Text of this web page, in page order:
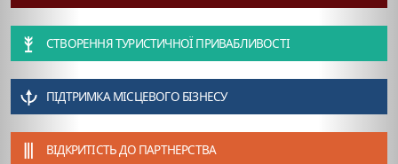
СТВОРЕННЯ ТУРИСТИЧНОЇ ПРИВАБЛИВОСТІ
ПІДТРИМКА МІСЦЕВОГО БІЗНЕСУ
ВІДКРИТІСТЬ ДО ПАРТНЕРСТВА